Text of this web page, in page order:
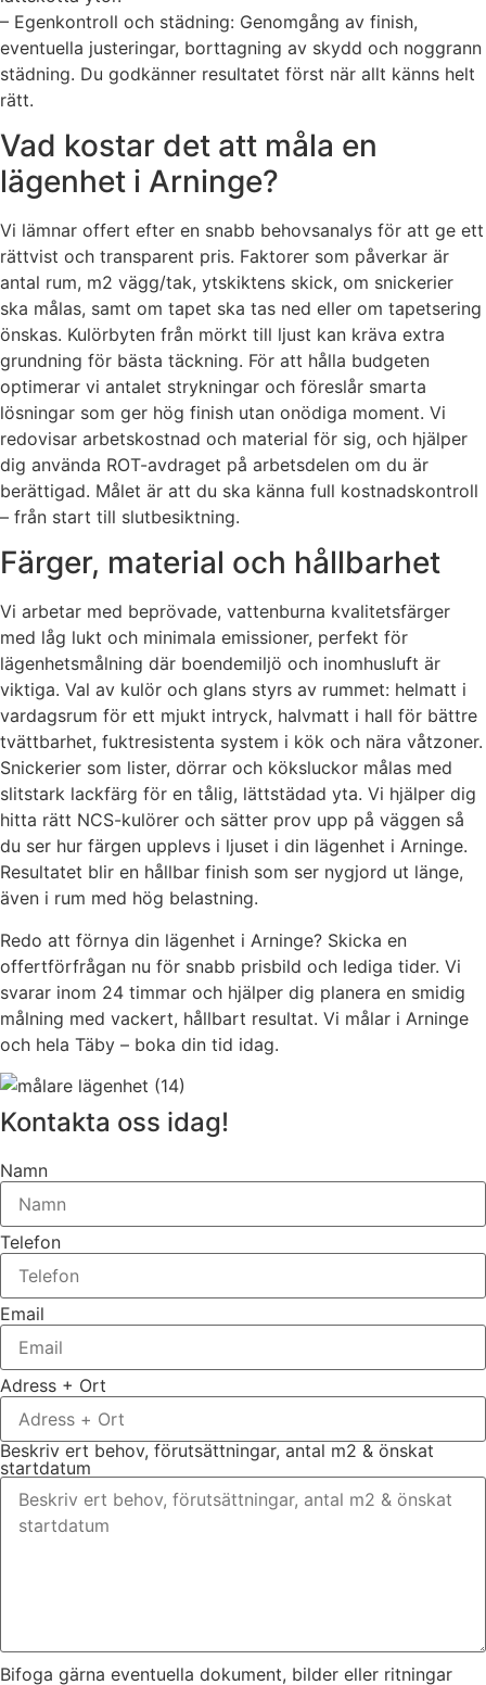
– Egenkontroll och städning: Genomgång av finish,
eventuella justeringar, borttagning av skydd och noggrann
städning. Du godkänner resultatet först när allt känns helt
rätt.
Vad kostar det att måla en
lägenhet i Arninge?
Vi lämnar offert efter en snabb behovsanalys för att ge ett
rättvist och transparent pris. Faktorer som påverkar är
antal rum, m2 vägg/tak, ytskiktens skick, om snickerier
ska målas, samt om tapet ska tas ned eller om tapetsering
önskas. Kulörbyten från mörkt till ljust kan kräva extra
grundning för bästa täckning. För att hålla budgeten
optimerar vi antalet strykningar och föreslår smarta
lösningar som ger hög finish utan onödiga moment. Vi
redovisar arbetskostnad och material för sig, och hjälper
dig använda ROT-avdraget på arbetsdelen om du är
berättigad. Målet är att du ska känna full kostnadskontroll
– från start till slutbesiktning.
Färger, material och hållbarhet
Vi arbetar med beprövade, vattenburna kvalitetsfärger
med låg lukt och minimala emissioner, perfekt för
lägenhetsmålning där boendemiljö och inomhusluft är
viktiga. Val av kulör och glans styrs av rummet: helmatt i
vardagsrum för ett mjukt intryck, halvmatt i hall för bättre
tvättbarhet, fuktresistenta system i kök och nära våtzoner.
Snickerier som lister, dörrar och köksluckor målas med
slitstark lackfärg för en tålig, lättstädad yta. Vi hjälper dig
hitta rätt NCS-kulörer och sätter prov upp på väggen så
du ser hur färgen upplevs i ljuset i din lägenhet i Arninge.
Resultatet blir en hållbar finish som ser nygjord ut länge,
även i rum med hög belastning.
Redo att förnya din lägenhet i Arninge? Skicka en
offertförfrågan nu för snabb prisbild och lediga tider. Vi
svarar inom 24 timmar och hjälper dig planera en smidig
målning med vackert, hållbart resultat. Vi målar i Arninge
och hela Täby – boka din tid idag.
Kontakta oss idag!
Namn
Telefon
Email
Adress + Ort
Beskriv ert behov, förutsättningar, antal m2 & önskat
startdatum
Bifoga gärna eventuella dokument, bilder eller ritningar